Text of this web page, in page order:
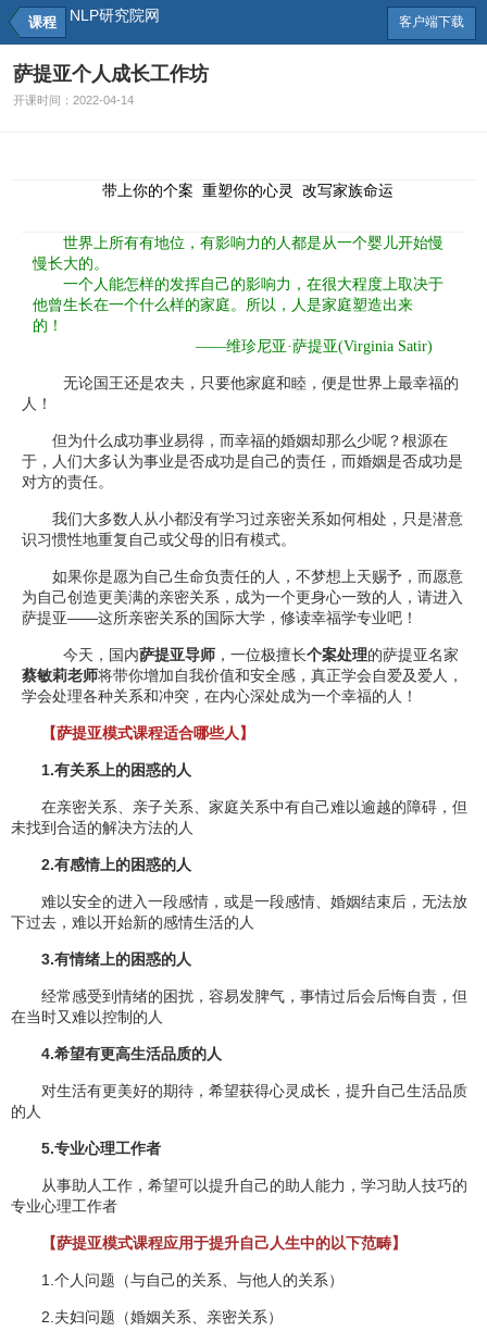
课程 NLP研究院网 客户端下载
萨提亚个人成长工作坊
开课时间： 2022-04-14
带上你的个案 重塑你的心灵 改写家族命运
世界上所有有地位，有影响力的人都是从一个婴儿开始慢
慢长大的。
一个人能怎样的发挥自己的影响力，在很大程度上取决于
他曾生长在一个什么样的家庭。所以，人是家庭塑造出来
的！
——维珍尼亚·萨提亚(Virginia Satir)
无论国王还是农夫，只要他家庭和睦，便是世界上最幸福的
人！
但为什么成功事业易得，而幸福的婚姻却那么少呢？根源在
于，人们大多认为事业是否成功是自己的责任，而婚姻是否成功是
对方的责任。
我们大多数人从小都没有学习过亲密关系如何相处，只是潜意
识习惯性地重复自己或父母的旧有模式。
如果你是愿为自己生命负责任的人，不梦想上天赐予，而愿意
为自己创造更美满的亲密关系，成为一个更身心一致的人，请进入
萨提亚——这所亲密关系的国际大学，修读幸福学专业吧！
今天，国内萨提亚导师 ，一位极擅长个案处理的萨提亚名家
蔡敏莉老师将带你增加自我价值和安全感，真正学会自爱及爱人，
学会处理各种关系和冲突，在内心深处成为一个幸福的人！
【萨提亚模式课程适合哪些人】
1.有关系上的困惑的人
在亲密关系、亲子关系、家庭关系中有自己难以逾越的障碍，但
未找到合适的解决方法的人
2.有感情上的困惑的人
难以安全的进入一段感情，或是一段感情、婚姻结束后，无法放
下过去，难以开始新的感情生活的人
3.有情绪上的困惑的人
经常感受到情绪的困扰，容易发脾气，事情过后会后悔自责，但
在当时又难以控制的人
4.希望有更高生活品质的人
对生活有更美好的期待，希望获得心灵成长，提升自己生活品质
的人
5.专业心理工作者
从事助人工作，希望可以提升自己的助人能力，学习助人技巧的
专业心理工作者
【萨提亚模式课程应用于提升自己人生中的以下范畴】
1.个人问题（与自己的关系、与他人的关系）
2.夫妇问题（婚姻关系、亲密关系）